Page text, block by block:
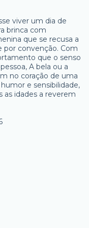
viver um dia de
brinca com
que se recusa a
por convenção. Com
que o senso
A bela ou a
no coração de uma
e sensibilidade,
as idades a reverem